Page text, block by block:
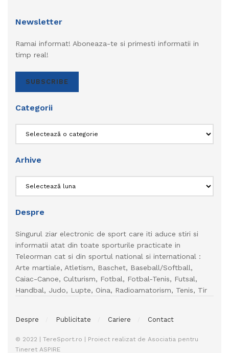
Newsletter
Ramai informat! Aboneaza-te si primesti informatii in
timp real!
SUBSCRIBE
Categorii
Arhive
Despre
Singurul ziar electronic de sport care iti aduce stiri si
informatii atat din toate sporturile practicate in
Teleorman cat si din sportul national si international :
Arte martiale, Atletism, Baschet, Baseball/Softball,
Caiac-Canoe, Culturism, Fotbal, Fotbal-Tenis, Futsal,
Handbal, Judo, Lupte, Oina, Radioamatorism, Tenis, Tir
Despre Publicitate Cariere Contact
© 2022 | TereSport.ro | Proiect realizat de Asociatia pentru
Tineret ASPIRE